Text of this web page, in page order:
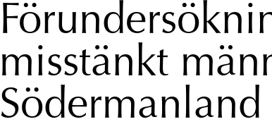
misstänkt
Södermanland